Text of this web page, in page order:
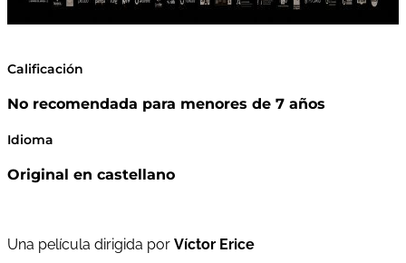
Calificación
No recomendada para menores de 7 años
Idioma
Original en castellano
Una película dirigida por Víctor Erice